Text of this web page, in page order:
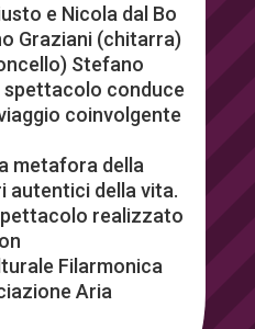
e Nicola dal Bo
Graziani (chitarra)
Stefano
spettacolo conduce
coinvolgente
metafora della
autentici della vita.
realizzato
Filarmonica
Aria